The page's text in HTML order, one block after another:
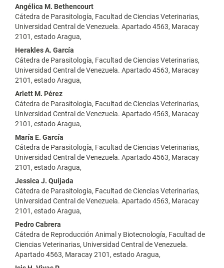
Contenido
principal
del
artículo
Angélica M. Bethencourt
Cátedra de Parasitología, Facultad de Ciencias Veterinarias,
Universidad Central de Venezuela. Apartado 4563, Maracay
2101, estado Aragua,
Herakles A. García
Cátedra de Parasitología, Facultad de Ciencias Veterinarias,
Universidad Central de Venezuela. Apartado 4563, Maracay
2101, estado Aragua,
Arlett M. Pérez
Cátedra de Parasitología, Facultad de Ciencias Veterinarias,
Universidad Central de Venezuela. Apartado 4563, Maracay
2101, estado Aragua,
María E. García
Cátedra de Parasitología, Facultad de Ciencias Veterinarias,
Universidad Central de Venezuela. Apartado 4563, Maracay
2101, estado Aragua,
Jessica J. Quijada
Cátedra de Parasitología, Facultad de Ciencias Veterinarias,
Universidad Central de Venezuela. Apartado 4563, Maracay
2101, estado Aragua,
Pedro Cabrera
Cátedra de Reproducción Animal y Biotecnología, Facultad de
Ciencias Veterinarias, Universidad Central de Venezuela.
Apartado 4563, Maracay 2101, estado Aragua,